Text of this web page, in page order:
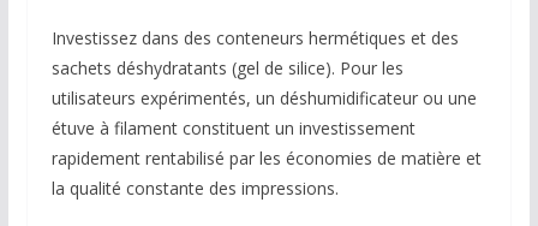
Investissez dans des conteneurs hermétiques et des
sachets déshydratants (gel de silice). Pour les
utilisateurs expérimentés, un déshumidificateur ou une
étuve à filament constituent un investissement
rapidement rentabilisé par les économies de matière et
la qualité constante des impressions.